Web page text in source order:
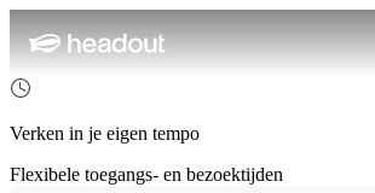
Verken in je eigen tempo
Flexibele toegangs- en bezoektijden